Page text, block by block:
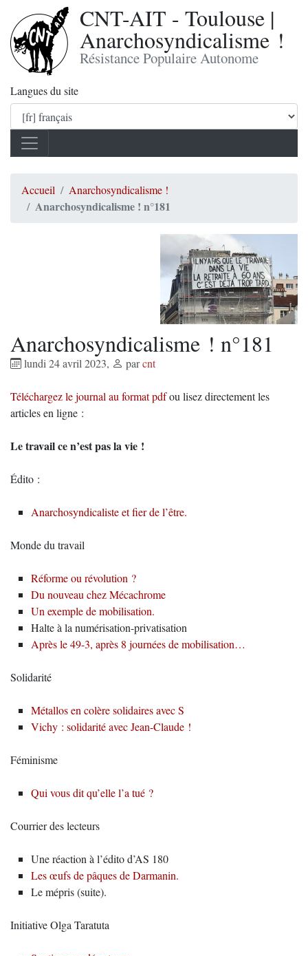
CNT-AIT - Toulouse |
Anarchosyndicalisme !
Résistance Populaire Autonome
Langues du site
Accueil Anarchosyndicalisme !
Anarchosyndicalisme ! n°181
Anarchosyndicalisme ! n°181
lundi 24 avril 2023, parcnt
Téléchargez le journal au format pdfou lisez directement les
articles en ligne :
Le travail ce n’est pas la vie !
Édito :
Anarchosyndicaliste et fier de l’être.
Monde du travail
Réforme ou révolution ?
Du nouveau chez Mécachrome
Un exemple de mobilisation.
Halte à la numérisation-privatisation
Après le 49-3, après 8 journées de mobilisation…
Solidarité
Métallos en colère solidaires avec S
Vichy : solidarité avec Jean-Claude !
Féminisme
Qui vous dit qu’elle l’a tué ?
Courrier des lecteurs
Une réaction à l’édito d’AS 180
Les œufs de pâques de Darmanin.
Le mépris (suite).
Initiative Olga Taratuta